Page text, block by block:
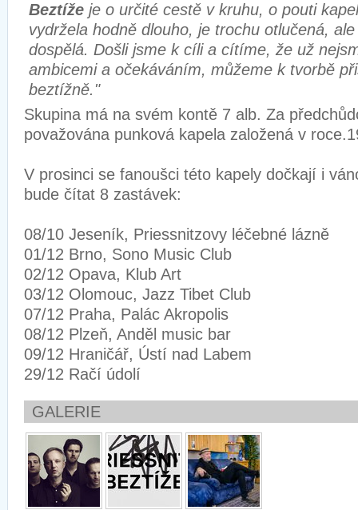
Beztíže je o určité cestě v kruhu, o pouti
vydržela hodně dlouho, je trochu otlučená,
dospělá. Došli jsme k cíli a cítíme, že už
ambicemi a očekáváním, můžeme k tvorbě
beztížně."
Skupina má na svém kontě 7 alb. Za
považována punková kapela založená v
V prosinci se fanoušci této kapely dočkají i
bude čítat 8 zastávek:
08/10 Jeseník, Priessnitzovy léčebné lázně
01/12 Brno, Sono Music Club
02/12 Opava, Klub Art
03/12 Olomouc, Jazz Tibet Club
07/12 Praha, Palác Akropolis
08/12 Plzeň, Anděl music bar
09/12 Hraničář, Ústí nad Labem
29/12 Račí údolí
GALERIE